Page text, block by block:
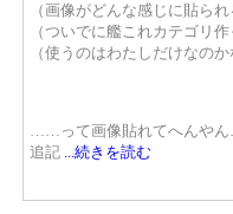
（画像がどんな感じに貼ら
（ついでに艦これカテゴリ作
（使うのはわたしだけなのか
……って画像貼れてへんや
追記 ...続きを読む